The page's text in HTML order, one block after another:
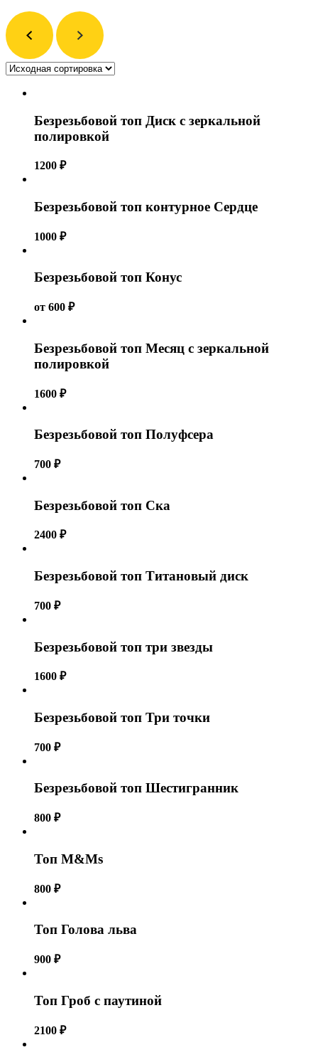
Безрезьбовой топ Диск с зеркальной
полировкой
1200 ₽
Безрезьбовой топ контурное Сердце
1000 ₽
Безрезьбовой топ Конус
от 600 ₽
Безрезьбовой топ Месяц с зеркальной
полировкой
1600 ₽
Безрезьбовой топ Полуфсера
700 ₽
Безрезьбовой топ Ска
2400 ₽
Безрезьбовой топ Титановый диск
700 ₽
Безрезьбовой топ три звезды
1600 ₽
Безрезьбовой топ Три точки
700 ₽
Безрезьбовой топ Шестигранник
800 ₽
Топ M&Ms
800 ₽
Топ Голова льва
900 ₽
Топ Гроб с паутиной
2100 ₽